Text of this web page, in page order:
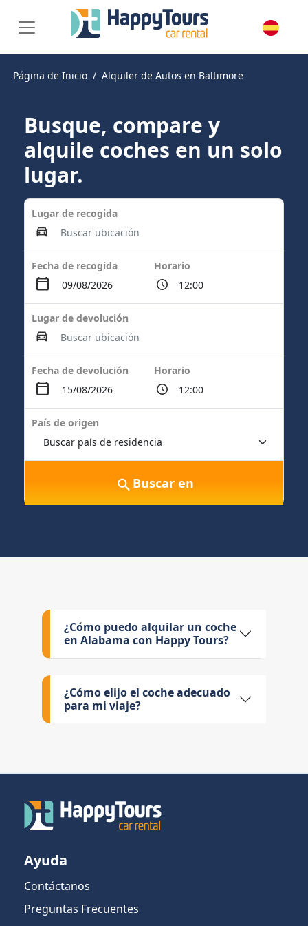
Página de Inicio Alquiler de Autos en Baltimore
Busque, compare y
alquile coches en un solo
lugar.
Lugar de recogida
Fecha de recogida Horario
Lugar de devolución
Fecha de devolución Horario
País de origen
Buscar en
¿Cómo puedo alquilar un coche
en Alabama con Happy Tours?
¿Cómo elijo el coche adecuado
para mi viaje?
Ayuda
Contáctanos
Preguntas Frecuentes